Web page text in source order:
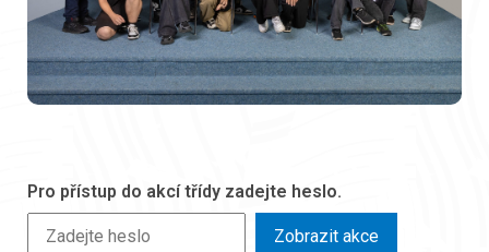
Pro přístup do akcí třídy zadejte heslo.
Zobrazit akce